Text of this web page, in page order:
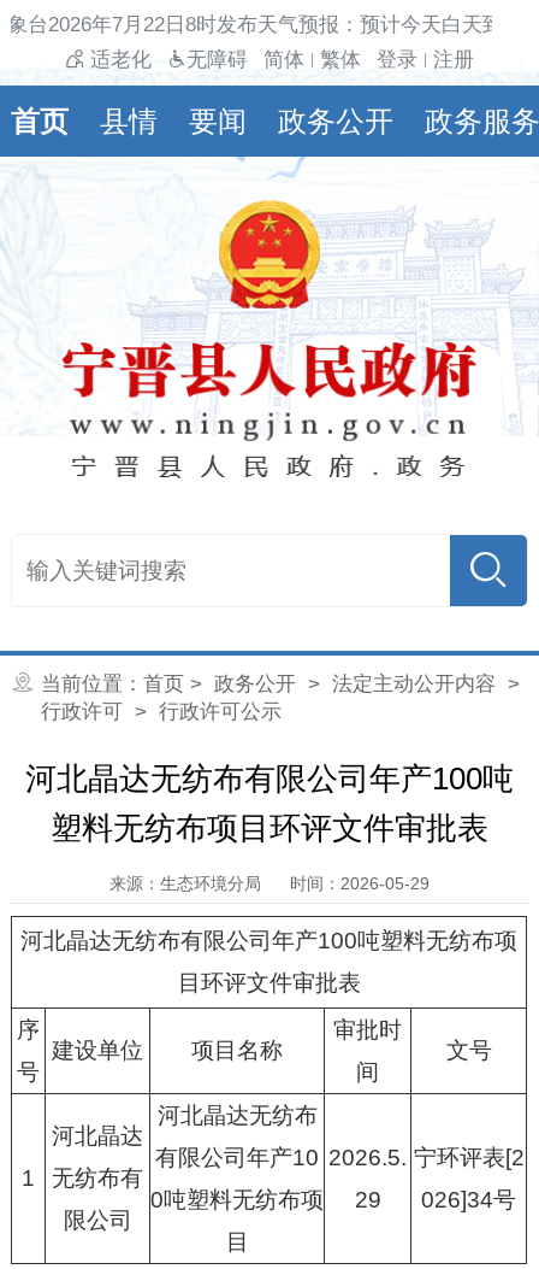
台2026年7月22日8时发布天气预报：预计今天白天到
适老化
无障碍 简体 繁体 登录 注册
首页 县情 要闻 政务公开 政务服务
当前位置： 首页 > 政务公开> 法定主动公开内容 >
行政许可 > 行政许可公示
河北晶达无纺布有限公司年产100吨
塑料无纺布项目环评文件审批表
来源：生态环境分局 时间：2026-05-29
河北晶达无纺布有限公司年产100吨塑料无纺布项
目环评文件审批表
序
号
建设单位 项目名称
审批时
间
文号
1
河北晶达
无纺布有
限公司
河北晶达无纺布
有限公司年产10
0吨塑料无纺布项
目
2026.5.
29
宁环评表[2
026]34号